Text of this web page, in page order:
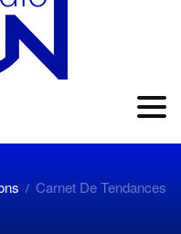
/ Carnet De Tendances